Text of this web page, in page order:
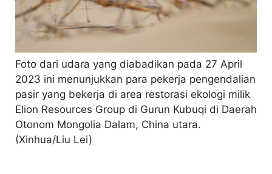
Foto dari udara yang diabadikan pada 27 April
2023 ini menunjukkan para pekerja pengendalian
pasir yang bekerja di area restorasi ekologi milik
Elion Resources Group di Gurun Kubuqi di Daerah
Otonom Mongolia Dalam, China utara.
(Xinhua/Liu Lei)